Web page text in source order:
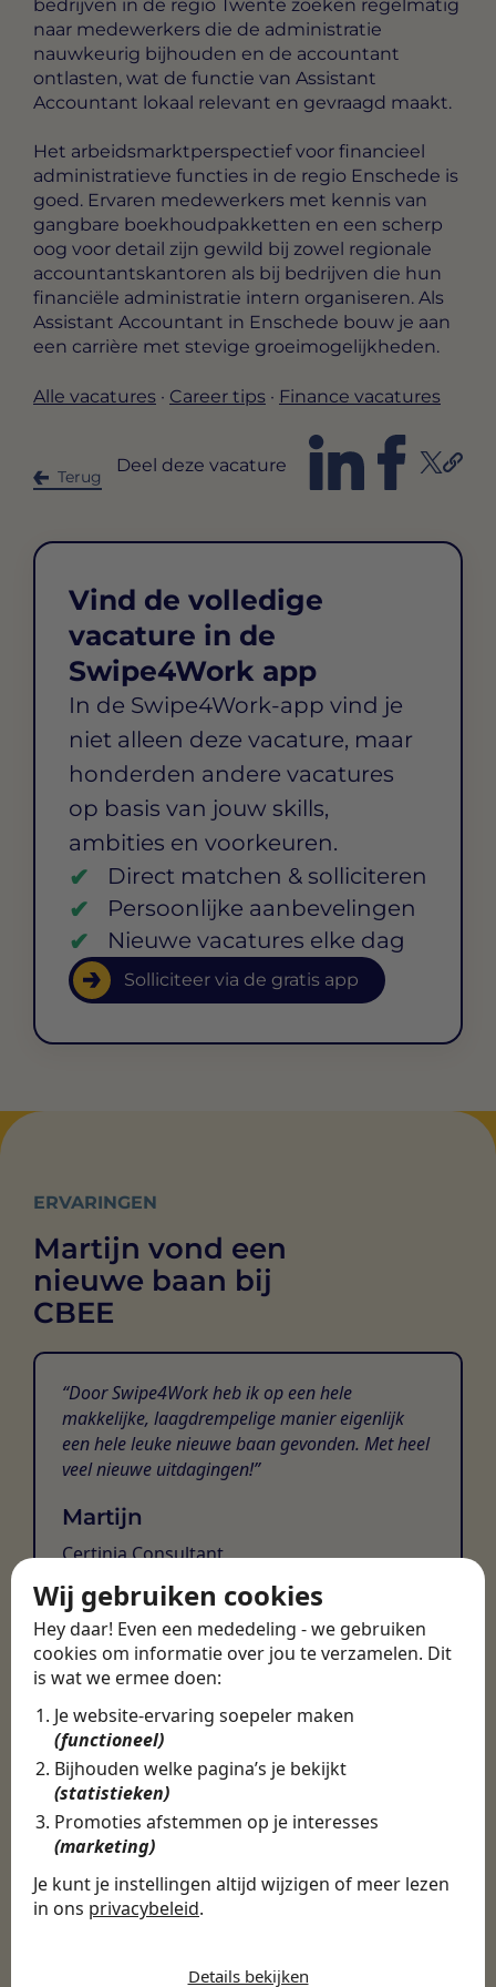
Wij gebruiken cookies
Hey daar! Even een mededeling - we gebruiken
cookies om informatie over jou te verzamelen. Dit
is wat we ermee doen:
Je website-ervaring soepeler maken
(functioneel)
Bijhouden welke pagina’s je bekijkt
(statistieken)
Promoties afstemmen op je interesses
(marketing)
Je kunt je instellingen altijd wijzigen of meer lezen
in ons privacybeleid.
Details bekijken
bedrijven in de regio Twente zoeken regelmatig
naar medewerkers die de administratie
nauwkeurig bijhouden en de accountant
ontlasten, wat de functie van Assistant
Accountant lokaal relevant en gevraagd maakt.
Het arbeidsmarktperspectief voor financieel
administratieve functies in de regio Enschede is
goed. Ervaren medewerkers met kennis van
gangbare boekhoudpakketten en een scherp
oog voor detail zijn gewild bij zowel regionale
accountantskantoren als bij bedrijven die hun
financiële administratie intern organiseren. Als
Assistant Accountant in Enschede bouw je aan
een carrière met stevige groeimogelijkheden.
Alle vacatures · Career tips · Finance vacatures
Terug
Deel deze vacature
Vind de volledige
vacature in de
Swipe4Work app
In de Swipe4Work-app vind je
niet alleen deze vacature, maar
honderden andere vacatures
op basis van jouw skills,
ambities en voorkeuren.
Direct matchen & solliciteren
Persoonlijke aanbevelingen
Nieuwe vacatures elke dag
Solliciteer via de gratis app
ERVARINGEN
Martijn vond een
nieuwe baan bij
CBEE
Door Swipe4Work heb ik op een hele
makkelijke, laagdrempelige manier eigenlijk
een hele leuke nieuwe baan gevonden. Met heel
veel nieuwe uitdagingen!
Martijn
Certinia Consultant